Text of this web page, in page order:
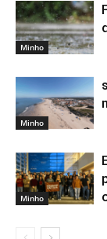
Minho
Minho
Minho